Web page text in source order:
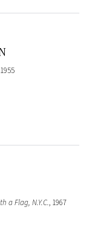
a Flag, N.Y.C., 1967